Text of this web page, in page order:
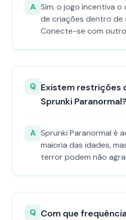
A Sim, o jogo incentiva
de criações dentro de
Conecte-se com
Q Existem restrições
Sprunki
A Sprunki Paranormal é
maioria das idades,
terror podem não
Q Com que